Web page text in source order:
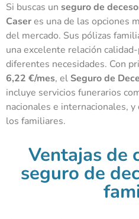
Si buscas un seguro de
Caseres una de las opciones
del mercado. Sus pólizas
una excelente relación
diferentes necesidades. Con
6,22 €/mes, el Seguro de
incluye servicios funerarios
nacionales e internacionales,
los familiares.
Ventajas de
seguro de